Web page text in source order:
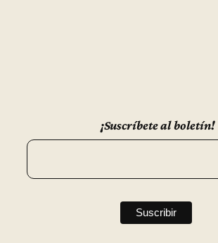
¡Suscríbete al boletín!